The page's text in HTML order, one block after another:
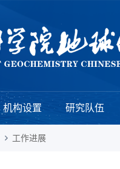
机构设置 研究队伍
工作进展